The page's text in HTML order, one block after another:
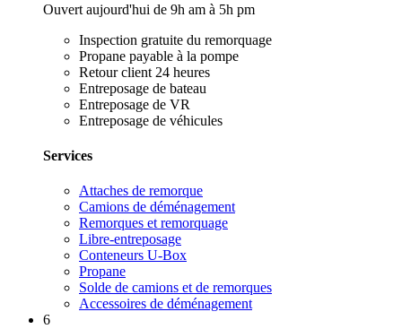
Ouvert aujourd'hui de 9h am à 5h pm
Inspection gratuite du remorquage
Propane payable à la pompe
Retour client 24 heures
Entreposage de bateau
Entreposage de VR
Entreposage de véhicules
Services
Attaches de remorque
Camions de déménagement
Remorques et remorquage
Libre-entreposage
Conteneurs U-Box
Propane
Solde de camions et de remorques
Accessoires de déménagement
6